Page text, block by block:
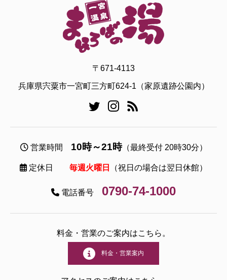
〒671-4113
兵庫県宍粟市一宮町三方町624-1（家原遺跡公園内）
営業時間 10時～21時（最終受付 20時30分）
定休日 毎週火曜日 （祝日の場合は翌日休館）
電話番号 0790-74-1000
料金・営業のご案内はこちら。
料金・営業案内